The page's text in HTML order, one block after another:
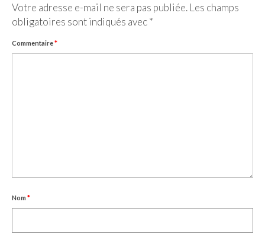
Votre adresse e-mail ne sera pas publiée. Les champs
obligatoires sont indiqués avec*
Commentaire*
Nom *